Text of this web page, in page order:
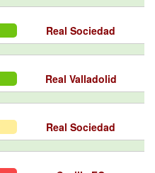
Real Sociedad
Real Valladolid
Real Sociedad